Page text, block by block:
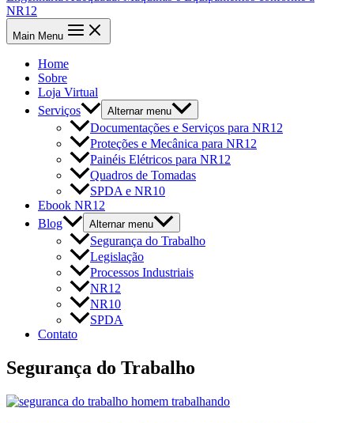
NR12
Main Menu
Home
Sobre
Loja Virtual
Serviços
Alternar menu
Documentações e Serviços para NR12
Proteções e Mecânica para NR12
Painéis Elétricos para NR12
Quadros de Tomadas
SPDA e NR10
Ebook NR12
Blog
Alternar menu
Segurança do Trabalho
Legislação
Processos Industriais
NR12
NR10
SPDA
Contato
Segurança do Trabalho